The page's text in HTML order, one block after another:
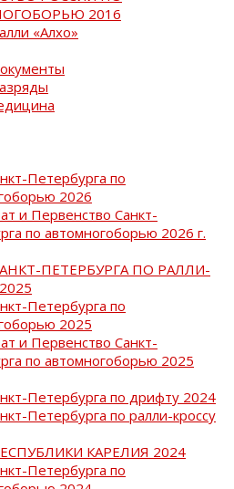
2016
«Алхо»
Петербурга по
2026
и Первенство Санкт-
по автомногоборью 2026 г.
ПЕТЕРБУРГА ПО РАЛЛИ-
Петербурга по
2025
и Первенство Санкт-
по автомногоборью 2025
Петербурга по дрифту 2024
Петербурга по ралли-кроссу
КАРЕЛИЯ 2024
Петербурга по